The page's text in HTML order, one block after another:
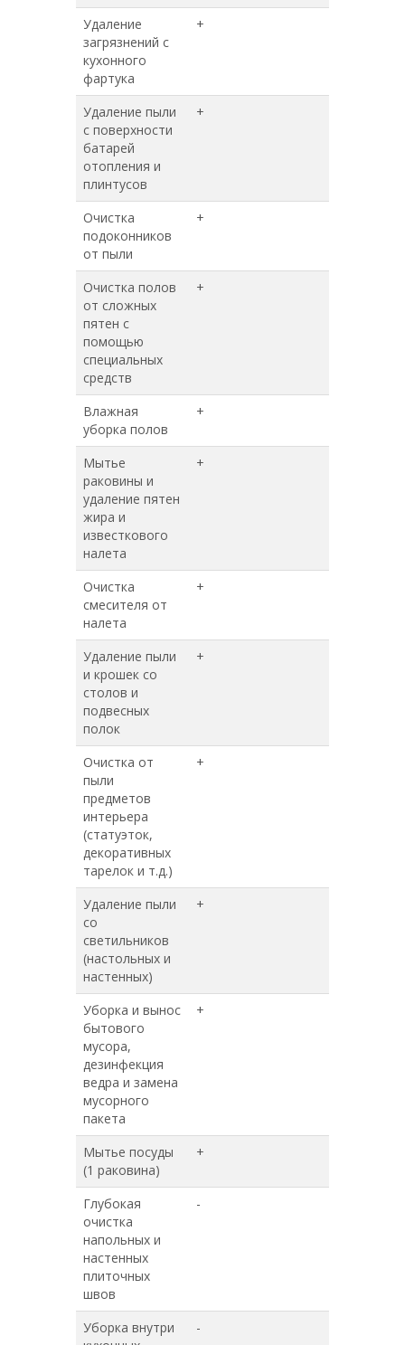
Удаление
загрязнений с
кухонного
фартука
+
Удаление пыли
с поверхности
батарей
отопления и
плинтусов
+
Очистка
подоконников
от пыли
+
Очистка полов
от сложных
пятен с
помощью
специальных
средств
+
Влажная
уборка полов
+
Мытье
раковины и
удаление пятен
жира и
известкового
налета
+
Очистка
смесителя от
налета
+
Удаление пыли
и крошек со
столов и
подвесных
полок
+
Очистка от
пыли
предметов
интерьера
(статуэток,
декоративных
тарелок и т.д.)
+
Удаление пыли
со
светильников
(настольных и
настенных)
+
Уборка и вынос
бытового
мусора,
дезинфекция
ведра и замена
мусорного
пакета
+
Мытье посуды
(1 раковина)
+
Глубокая
очистка
напольных и
настенных
плиточных
швов
-
Уборка внутри
-